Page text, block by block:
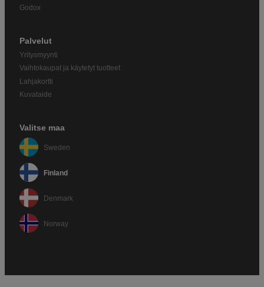
Godox
Palvelut
Yritysmyynti
Vaihtokaupat ja käytetyt tuotteet
Lahjakortti
Kuvataide
Valitse maa
Sweden
Finland
Denmark
Norway